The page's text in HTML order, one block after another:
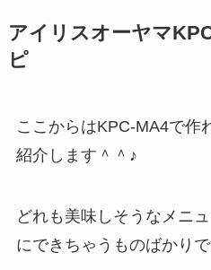
アイリスオーヤマ
ピ
ここからはKPC-MA4で作
紹介します＾＾♪
どれも美味しそうなメニ
にできちゃうものばかりで